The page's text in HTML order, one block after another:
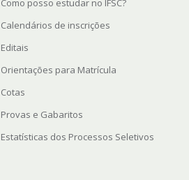
Como posso estudar no IFSC?
Calendários de inscrições
Editais
Orientações para Matrícula
Cotas
Provas e Gabaritos
Estatísticas dos Processos Seletivos